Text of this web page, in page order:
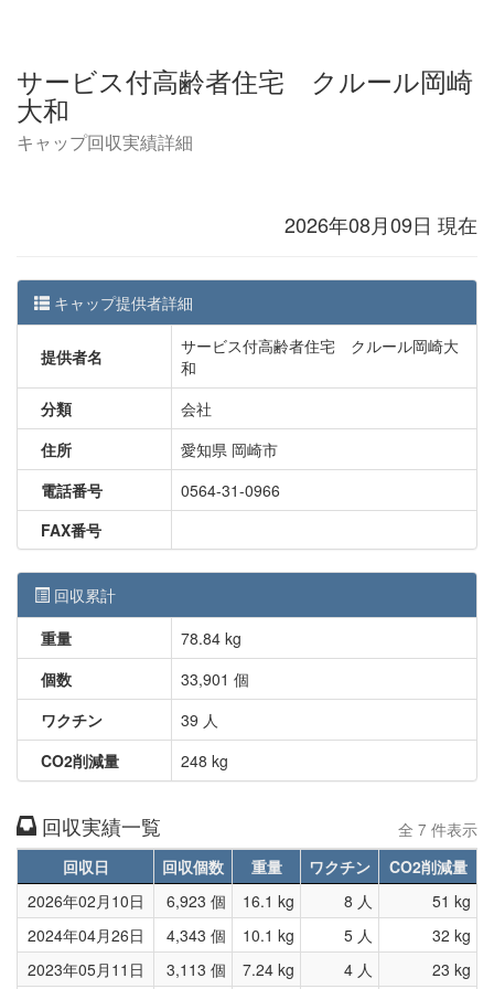
サービス付高齢者住宅 クルール岡崎
大和
キャップ回収実績詳細
2026年08月09日 現在
キャップ提供者詳細
提供者名
サービス付高齢者住宅 クルール岡崎大
和
分類
会社
住所
愛知県 岡崎市
電話番号
0564-31-0966
FAX番号
回収累計
重量
78.84 kg
個数
33,901 個
ワクチン
39 人
CO2削減量
248 kg
回収実績一覧 全 7 件表示
回収日 回収個数 重量 ワクチン
CO2削減量
2026年02月10日
6,923 個 16.1 kg 8 人
51 kg
2024年04月26日
4,343 個 10.1 kg 5 人
32 kg
2023年05月11日
3,113 個 7.24 kg 4 人 23 kg